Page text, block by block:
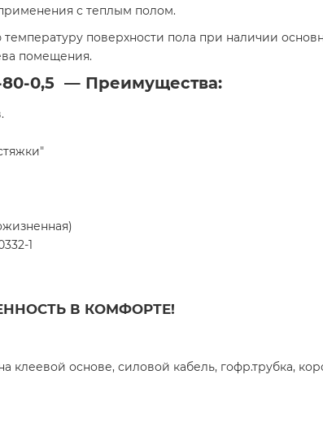
с теплым полом.
поверхности пола при наличии
помещения.
80-0,5 — Преимущества:
1
В КОМФОРТЕ!
клеевой основе, силовой кабель, гофр.трубка,